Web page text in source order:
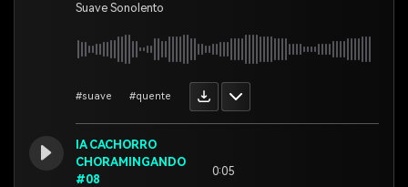
Suave Sonolento
#suave #quente
IA CACHORRO
CHORAMINGANDO
#08
0:05